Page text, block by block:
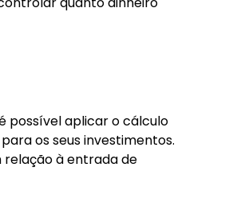
possível aplicar o cálculo
os seus investimentos.
relação à entrada de